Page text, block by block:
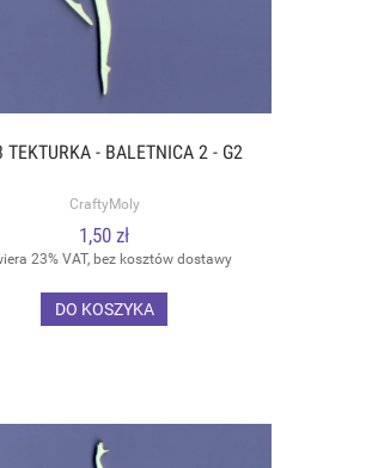
TEKTURKA - BALETNICA 2 - G2
CraftyMoly
1,50 zł
23% VAT, bez kosztów dostawy
DO KOSZYKA